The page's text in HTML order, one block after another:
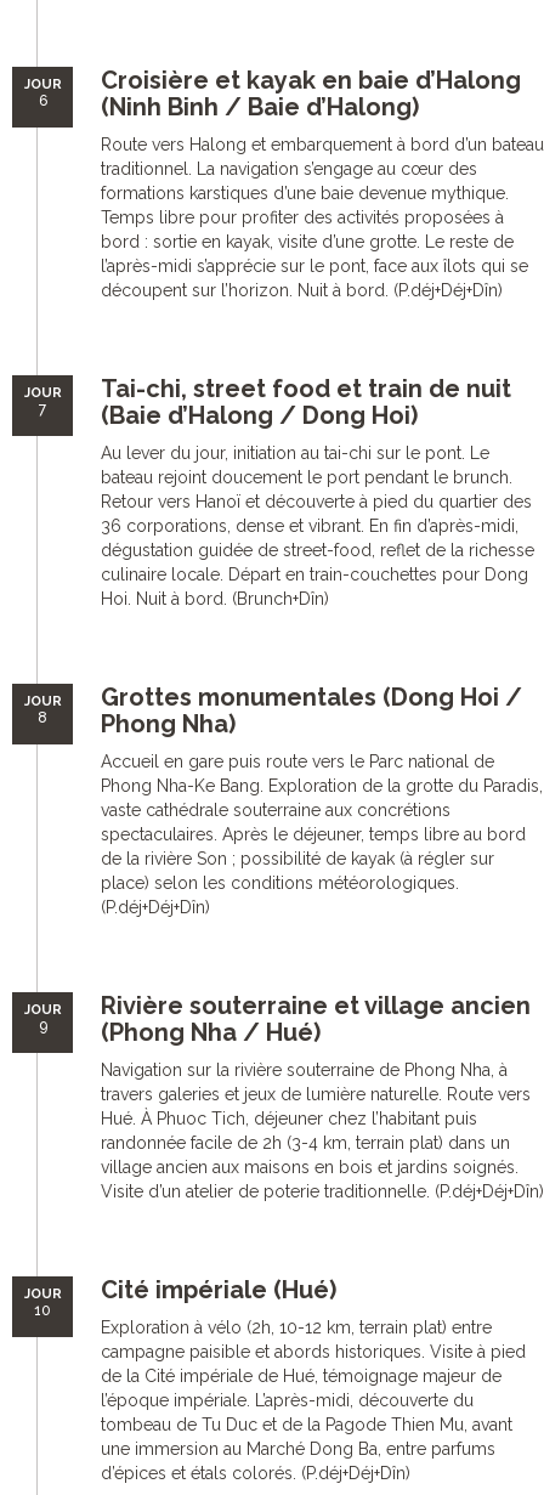
JOUR
6
Croisière et kayak en baie d’Halong
(Ninh Binh / Baie d’Halong)
Route vers Halong et embarquement à bord d’un bateau
traditionnel. La navigation s’engage au cœur des
formations karstiques d’une baie devenue mythique.
Temps libre pour profiter des activités proposées à
bord : sortie en kayak, visite d’une grotte. Le reste de
l’après-midi s’apprécie sur le pont, face aux îlots qui se
découpent sur l’horizon. Nuit à bord. (P.déj+Déj+Dîn)
JOUR
7
Tai-chi, street food et train de nuit
(Baie d’Halong / Dong Hoi)
Au lever du jour, initiation au tai-chi sur le pont. Le
bateau rejoint doucement le port pendant le brunch.
Retour vers Hanoï et découverte à pied du quartier des
36 corporations, dense et vibrant. En fin d’après-midi,
dégustation guidée de street-food, reflet de la richesse
culinaire locale. Départ en train-couchettes pour Dong
Hoi. Nuit à bord. (Brunch+Dîn)
JOUR
8
Grottes monumentales (Dong Hoi /
Phong Nha)
Accueil en gare puis route vers le Parc national de
Phong Nha-Ke Bang. Exploration de la grotte du Paradis,
vaste cathédrale souterraine aux concrétions
spectaculaires. Après le déjeuner, temps libre au bord
de la rivière Son ; possibilité de kayak (à régler sur
place) selon les conditions météorologiques.
(P.déj+Déj+Dîn)
JOUR
9
Rivière souterraine et village ancien
(Phong Nha / Hué)
Navigation sur la rivière souterraine de Phong Nha, à
travers galeries et jeux de lumière naturelle. Route vers
Hué. À Phuoc Tich, déjeuner chez l’habitant puis
randonnée facile de 2h (3-4 km, terrain plat) dans un
village ancien aux maisons en bois et jardins soignés.
Visite d’un atelier de poterie traditionnelle. (P.déj+Déj+Dîn)
JOUR
10
Cité impériale (Hué)
Exploration à vélo (2h, 10-12 km, terrain plat) entre
campagne paisible et abords historiques. Visite à pied
de la Cité impériale de Hué, témoignage majeur de
l’époque impériale. L’après-midi, découverte du
tombeau de Tu Duc et de la Pagode Thien Mu, avant
une immersion au Marché Dong Ba, entre parfums
d’épices et étals colorés. (P.déj+Déj+Dîn)